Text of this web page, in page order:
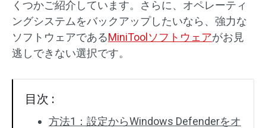
くつかご紹介しています。さらに、オペレーティ
ングシステムをバックアップしたいなら、強力な
ソフトウェアであるMiniToolソフトウェアがお見
逃しできない選択です。
目次 :
方法1：設定からWindows Defenderをオ